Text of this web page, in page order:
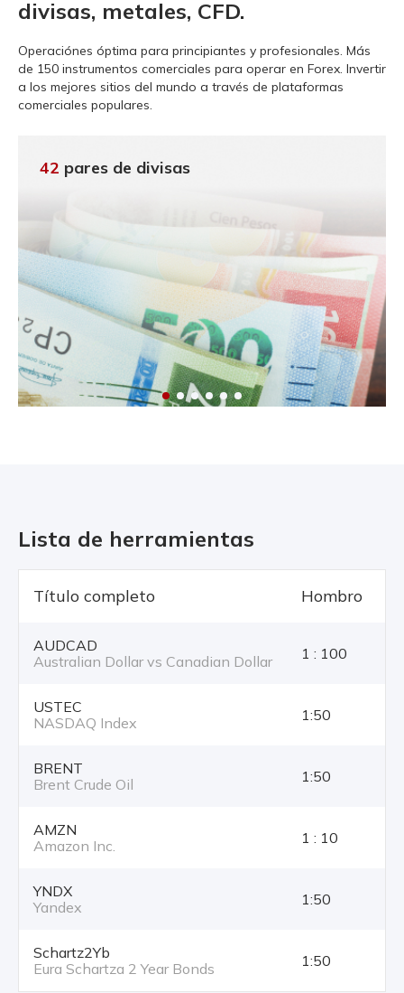
divisas, metales, CFD.
Operaciónes óptima para principiantes y profesionales. Más
de 150 instrumentos comerciales para operar en Forex. Invertir
a los mejores sitios del mundo a través de plataformas
comerciales populares.
42 pares de divisas
Lista de herramientas
Título completo Hombro
AUDCAD
Australian Dollar vs Canadian Dollar
1 : 100
USTEC
NASDAQ Index
1:50
BRENT
Brent Crude Oil
1:50
AMZN
Amazon Inc.
1 : 10
YNDX
Yandex
1:50
Schartz2Yb
Eura Schartza 2 Year Bonds
1:50